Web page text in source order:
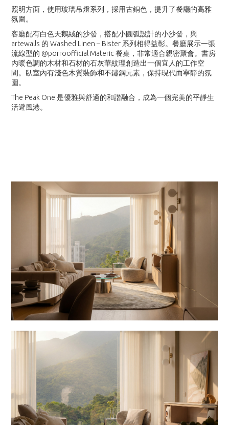
照明方面，使用玻璃吊燈系列，採用古銅色，提升了餐廳的高雅
氛圍。
客廳配有白色天鵝絨的沙發，搭配小圓弧設計的小沙發，與
artewalls 的 Washed Linen – Bister 系列相得益彰。餐廳展示一張
流線型的 @porroofficial Materic 餐桌，非常適合親密聚會。書房
內暖色調的木材和石材的石灰華紋理創造出一個宜人的工作空
間。臥室內有淺色木質裝飾和不鏽鋼元素，保持現代而寧靜的氛
圍。
The Peak One 是優雅與舒適的和諧融合，成為一個完美的平靜生
活避風港。